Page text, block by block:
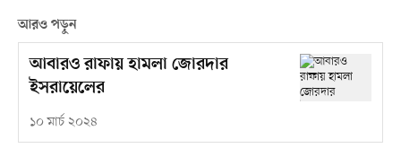
আরও পড়ুন
আবারও রাফায় হামলা জোরদার
ইসরায়েলের
১০ মার্চ ২০২৪